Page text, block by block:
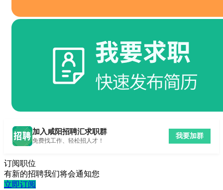
加入咸阳招聘汇求职群
免费找工作、轻松招人才！
我要加群
订阅职位
有新的招聘我们将会通知您
立即订阅